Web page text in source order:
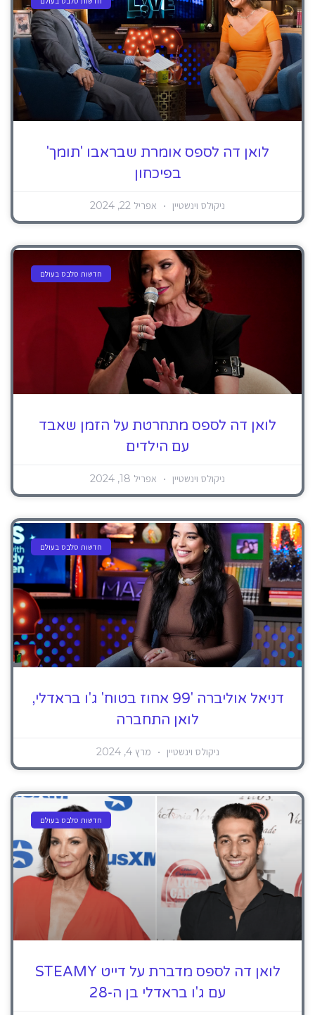
לואן דה לספס אומרת שבראבו 'תומך'
בפיכחון
ניקולס וינשטיין אפריל 22, 2024
חדשות סלבס בעולם
לואן דה לספס מתחרטת על הזמן שאבד
עם הילדים
ניקולס וינשטיין אפריל 18, 2024
חדשות סלבס בעולם
דניאל אוליברה '99 אחוז בטוח' ג'ו בראדלי,
לואן התחברה
ניקולס וינשטיין מרץ 4, 2024
חדשות סלבס בעולם
לואן דה לספס מדברת על דייט STEAMY
עם ג'ו בראדלי בן ה-28